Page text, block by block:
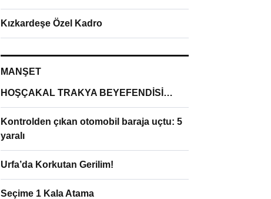
Kızkardeşe Özel Kadro
MANŞET
HOŞÇAKAL TRAKYA BEYEFENDİSİ…
Kontrolden çıkan otomobil baraja uçtu: 5
yaralı
Urfa’da Korkutan Gerilim!
Seçime 1 Kala Atama